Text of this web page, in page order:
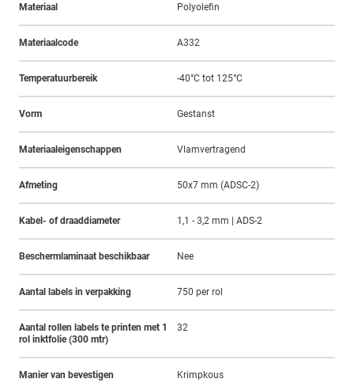
Materiaal Polyolefin
Materiaalcode A332
Temperatuurbereik -40°C tot 125°C
Vorm Gestanst
Materiaaleigenschappen Vlamvertragend
Afmeting 50x7 mm (ADSC-2)
Kabel- of draaddiameter 1,1 - 3,2 mm | ADS-2
Beschermlaminaat beschikbaar Nee
Aantal labels in verpakking 750 per rol
Aantal rollen labels te printen met 1
rol inktfolie (300 mtr)
32
Manier van bevestigen Krimpkous